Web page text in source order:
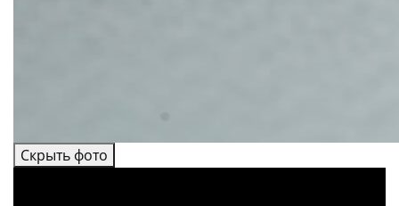
Скрыть фото